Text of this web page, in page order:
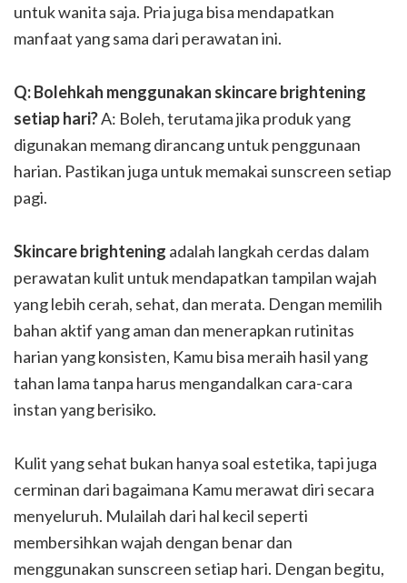
untuk wanita saja. Pria juga bisa mendapatkan
manfaat yang sama dari perawatan ini.
Q: Bolehkah menggunakan skincare brightening
setiap hari?A: Boleh, terutama jika produk yang
digunakan memang dirancang untuk penggunaan
harian. Pastikan juga untuk memakai sunscreen setiap
pagi.
Skincare brightening adalah langkah cerdas dalam
perawatan kulit untuk mendapatkan tampilan wajah
yang lebih cerah, sehat, dan merata. Dengan memilih
bahan aktif yang aman dan menerapkan rutinitas
harian yang konsisten, Kamu bisa meraih hasil yang
tahan lama tanpa harus mengandalkan cara-cara
instan yang berisiko.
Kulit yang sehat bukan hanya soal estetika, tapi juga
cerminan dari bagaimana Kamu merawat diri secara
menyeluruh. Mulailah dari hal kecil seperti
membersihkan wajah dengan benar dan
menggunakan sunscreen setiap hari. Dengan begitu,